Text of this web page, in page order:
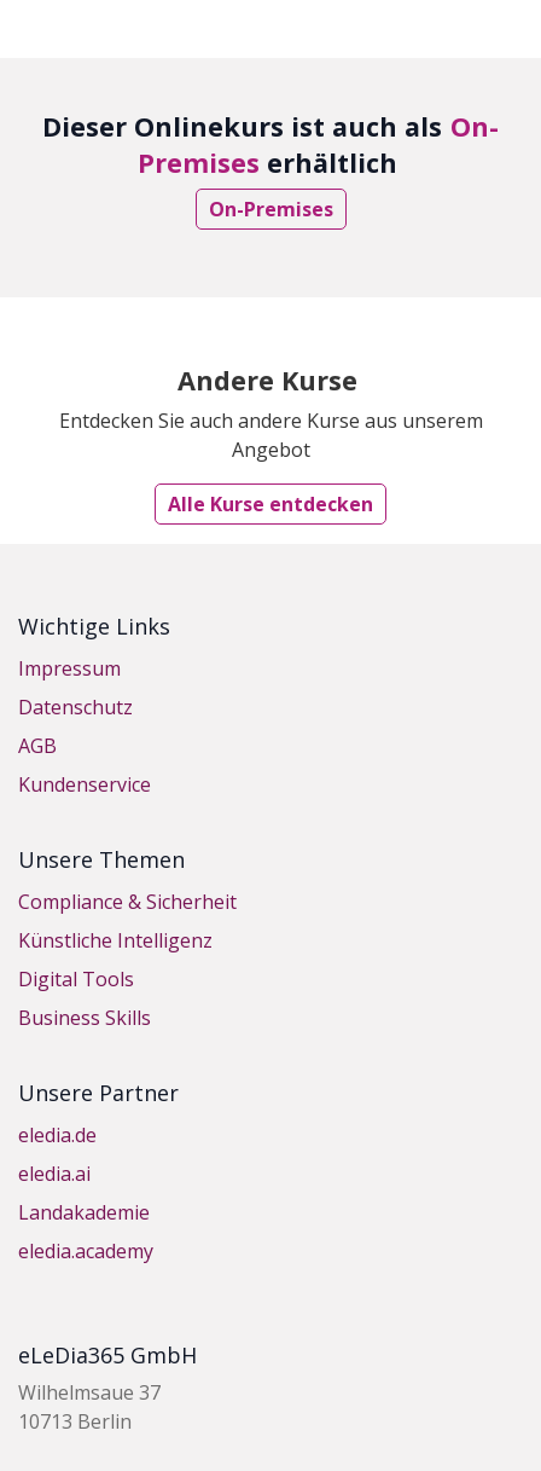
Dieser Onlinekurs ist auch als On-
Premises erhältlich
On-Premises
Andere Kurse
Entdecken Sie auch andere Kurse aus unserem
Angebot
Alle Kurse entdecken
Wichtige Links
Impressum
Datenschutz
AGB
Kundenservice
Unsere Themen
Compliance & Sicherheit
Künstliche Intelligenz
Digital Tools
Business Skills
Unsere Partner
eledia.de
eledia.ai
Landakademie
eledia.academy
eLeDia365 GmbH
Wilhelmsaue 37
10713 Berlin